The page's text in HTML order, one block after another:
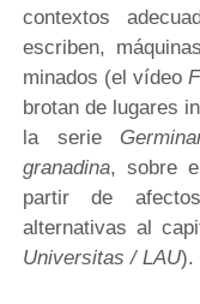
contextos
escriben,
minados (el vídeo
brotan de lugares
la serie
granadina, sobre
partir de
alternativas al
Universitas / LAU).